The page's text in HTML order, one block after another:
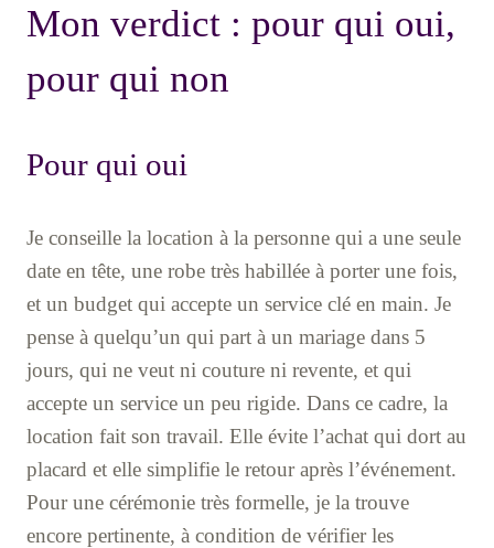
Mon verdict : pour qui oui,
pour qui non
Pour qui oui
Je conseille la location à la personne qui a une seule
date en tête, une robe très habillée à porter une fois,
et un budget qui accepte un service clé en main. Je
pense à quelqu’un qui part à un mariage dans 5
jours, qui ne veut ni couture ni revente, et qui
accepte un service un peu rigide. Dans ce cadre, la
location fait son travail. Elle évite l’achat qui dort au
placard et elle simplifie le retour après l’événement.
Pour une cérémonie très formelle, je la trouve
encore pertinente, à condition de vérifier les